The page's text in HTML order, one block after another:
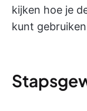
kijken hoe je
kunt